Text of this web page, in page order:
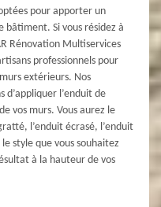
pour apporter un
bâtiment. Si vous résidez à
Rénovation Multiservices
professionnels pour
extérieurs. Nos
d’appliquer l’enduit de
vos murs. Vous aurez le
l’enduit écrasé, l’enduit
style que vous souhaitez
à la hauteur de vos